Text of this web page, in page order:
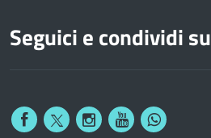
Seguici e condividi su